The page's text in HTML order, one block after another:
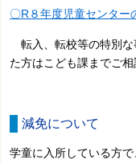
〇R８年度児童センター
転入、転校等の特別な
た方はこども課までご相
減免について
学童に入所している方